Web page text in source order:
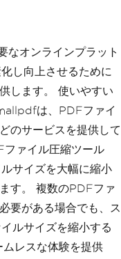
なオンラインプラット
し向上させるために
します。 使いやすい
は、PDFファイ
のサービスを提供して
ファイル圧縮ツール
サイズを大幅に縮小
す。 複数のPDFファ
要がある場合でも、ス
ルサイズを縮小する
レスな体験を提供